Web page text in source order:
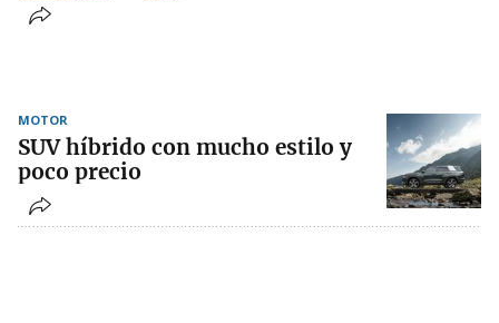
MOTOR
SUV híbrido con mucho estilo y
poco precio